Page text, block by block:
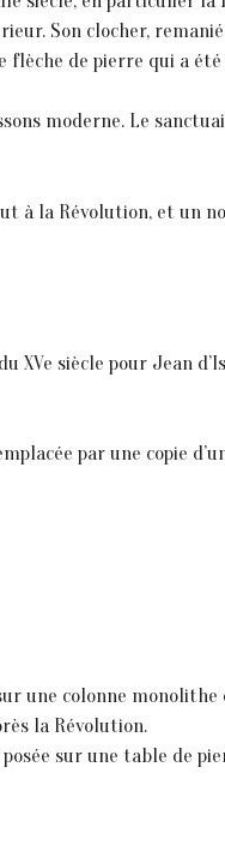
Son clocher,
flèche de pierre qui a
moderne. Le
à la Révolution, et un
siècle pour Jean
par une copie
une colonne monolithe
la Révolution.
sur une table de